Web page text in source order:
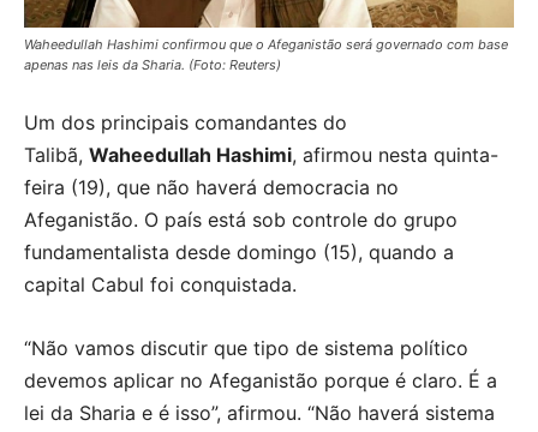
Waheedullah Hashimi confirmou que o Afeganistão será governado com base
apenas nas leis da Sharia. (Foto: Reuters)
Um dos principais comandantes do
Talibã, Waheedullah Hashimi, afirmou nesta quinta-
feira (19), que não haverá democracia no
Afeganistão. O país está sob controle do grupo
fundamentalista desde domingo (15), quando a
capital Cabul foi conquistada.
“Não vamos discutir que tipo de sistema político
devemos aplicar no Afeganistão porque é claro. É a
lei da Sharia e é isso”, afirmou. “Não haverá sistema